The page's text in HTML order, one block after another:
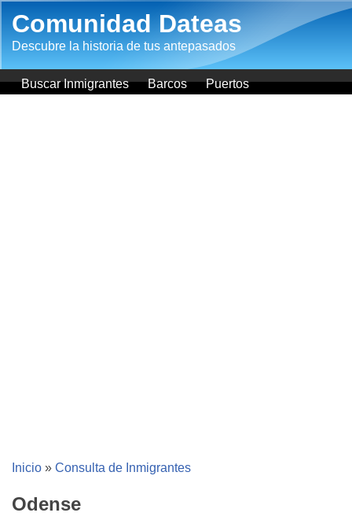
Comunidad Dateas
Descubre la historia de tus antepasados
Buscar Inmigrantes Barcos Puertos
Inicio » Consulta de Inmigrantes
Odense